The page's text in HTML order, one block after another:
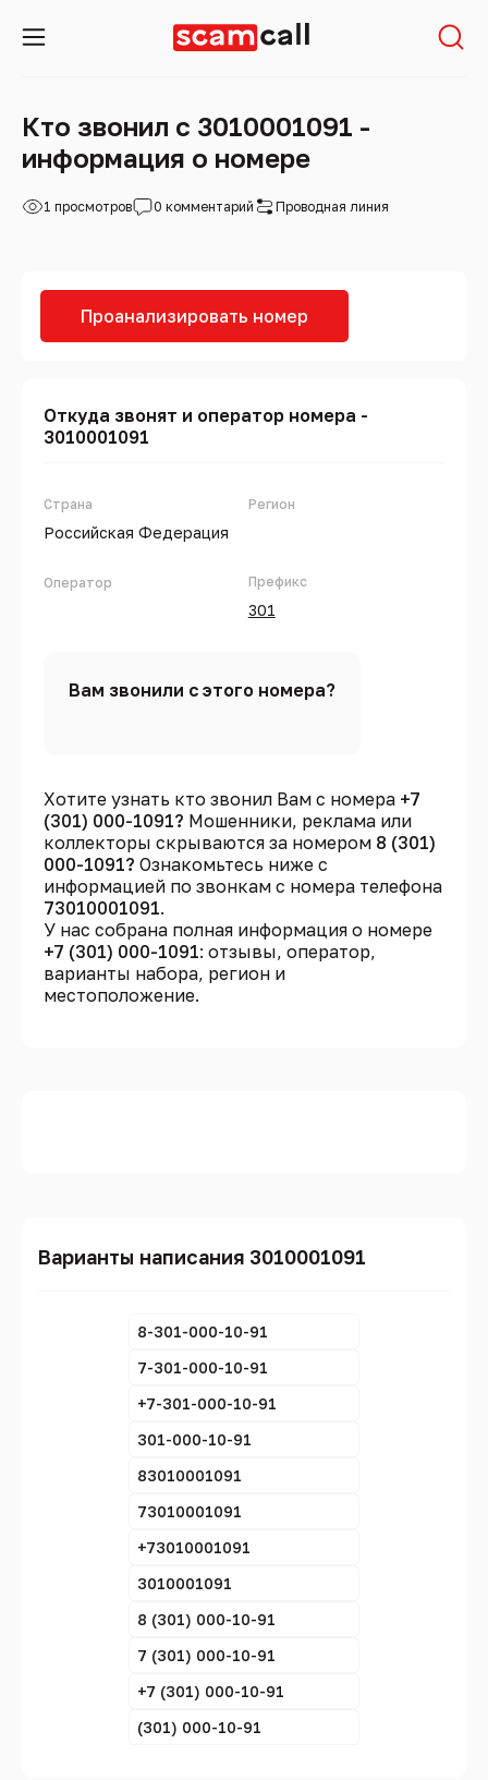
Кто звонил с 3010001091 -
информация о номере
1 просмотров 0 комментарий Проводная линия
Проанализировать номер
Откуда звонят и оператор номера -
3010001091
Страна
Российская Федерация
Оператор
Регион
Префикс
301
Вам звонили с этого номера?
Хотите узнать кто звонил Вам с номера +7
(301) 000-1091? Мошенники, реклама или
коллекторы скрываются за номером 8 (301)
000-1091? Ознакомьтесь ниже с
информацией по звонкам с номера телефона
73010001091.
У нас собрана полная информация о номере
+7 (301) 000-1091: отзывы, оператор,
варианты набора, регион и
местоположение.
Варианты написания 3010001091
8-301-000-10-91
7-301-000-10-91
+7-301-000-10-91
301-000-10-91
83010001091
73010001091
+73010001091
3010001091
8 (301) 000-10-91
7 (301) 000-10-91
+7 (301) 000-10-91
(301) 000-10-91